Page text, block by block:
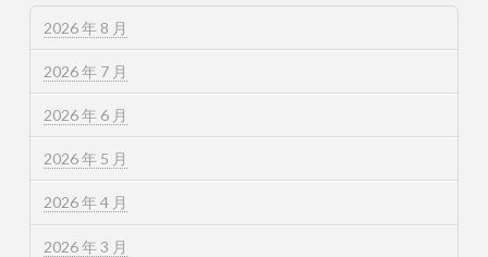
2026 年 8 月
2026 年 7 月
2026 年 6 月
2026 年 5 月
2026 年 4 月
2026 年 3 月